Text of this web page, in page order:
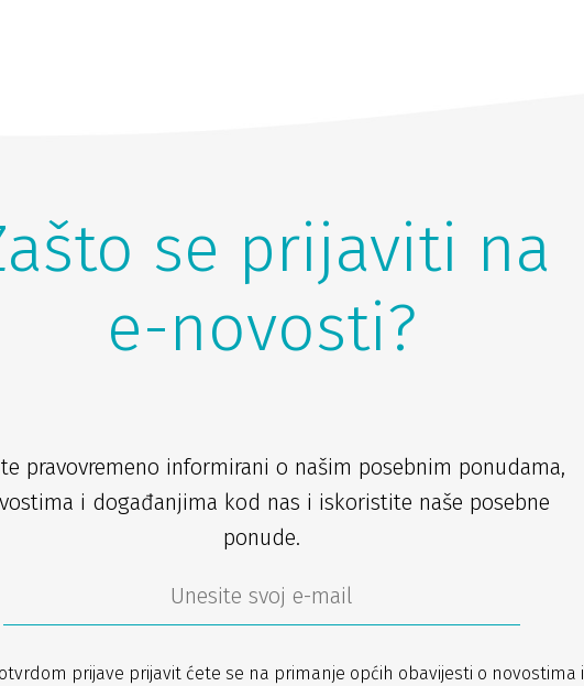
se prijaviti na
e-novosti?
pravovremeno informirani o našim posebnim ponudama,
i događanjima kod nas i iskoristite naše posebne
ponude.
prijave prijavit ćete se na primanje općih obavijesti o novostima i